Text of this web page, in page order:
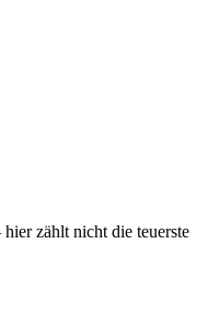
zählt nicht die teuerste